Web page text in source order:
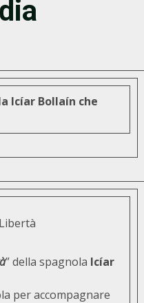
Icíar Bollaín che
” della spagnola Icíar
per accompagnare